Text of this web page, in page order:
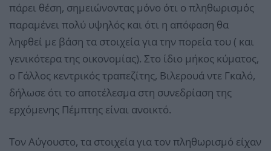
πάρει θέση, σημειώνοντας μόνο ότι ο πληθωρισμός
παραμένει πολύ υψηλός και ότι η απόφαση θα
ληφθεί με βάση τα στοιχεία για την πορεία του ( και
γενικότερα της οικονομίας). Στο ίδιο μήκος κύματος,
ο Γάλλος κεντρικός τραπεζίτης, Βιλερουά ντε Γκαλό,
δήλωσε ότι το αποτέλεσμα στη συνεδρίαση της
ερχόμενης Πέμπτης είναι ανοικτό.
Τον Αύγουστο, τα στοιχεία για τον πληθωρισμό είχαν